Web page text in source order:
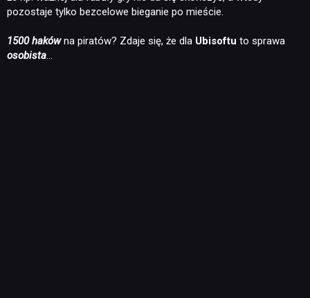
pozostaje tylko bezcelowe bieganie po mieście.
1500 hakówna piratów? Zdaje się, że dla Ubisoftu to sprawa
osobista…